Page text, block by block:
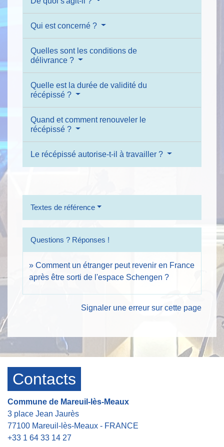
Qui est concerné ?
Quelles sont les conditions de
délivrance ?
Quelle est la durée de validité du
récépissé ?
Quand et comment renouveler le
récépissé ?
Le récépissé autorise-t-il à travailler ?
Textes de référence
Questions ? Réponses !
Comment un étranger peut revenir en France
après être sorti de l'espace Schengen ?
Signaler une erreur sur cette page
Contacts
Commune de Mareuil-lès-Meaux
3 place Jean Jaurès
77100 Mareuil-lès-Meaux - FRANCE
+33 1 64 33 14 27